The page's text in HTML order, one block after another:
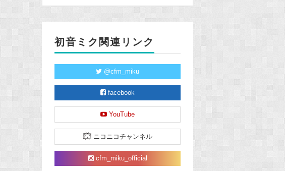
初音ミク関連リンク
@cfm_miku
facebook
YouTube
ニコニコチャンネル
cfm_miku_official